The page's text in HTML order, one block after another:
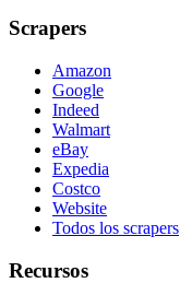
Scrapers
Amazon
Google
Indeed
Walmart
eBay
Expedia
Costco
Website
Todos los scrapers
Recursos